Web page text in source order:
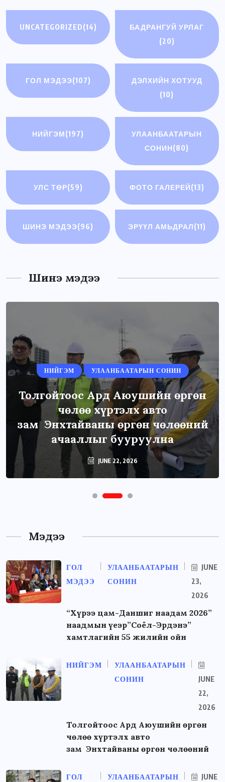
UNCATEGORIZED(14)
БАДРАНГУЙ УРЛАГ
(20)
ГОЛ МЭДЭЭ(107)
ДЭЛХИЙН ХОТУУД
(10)
НИЙГЭМ(197)
УЛААНБААТАРЫН
СОНИН(80)
УЛС ТӨР(59) ФОТО ГАЛЕРЕЙ(13)
ШИНЭ МЭДЭЭ(96) ЭРҮҮЛ АМЬДРАЛ(11)
Шинэ мэдээ
НИЙГЭМ УЛААНБААТАРЫН СОНИН
Толгойтоос Ард Аюушийн өргөн
чөлөө хүртэлх авто
зам Энхтайваны өргөн чөлөөний
ачааллыг бууруулна
JUNE 22, 2026
Мэдээ
ГОЛ
МЭДЭЭ
УЛААНБААТАРЫН
СОНИН
JUNE
23,
2026
“Хүрээ цам-Даншиг наадам 2026”
наадмын үеэр”Соёл-Эрдэнэ”
хамтлагийн 55 жилийн ойн
НИЙГЭМ
УЛААНБААТАРЫН
СОНИН
JUNE
22,
2026
Толгойтоос Ард Аюушийн өргөн
чөлөө хүртэлх авто
зам Энхтайваны өргөн чөлөөний
ГОЛ УЛААНБААТАРЫН JUNE